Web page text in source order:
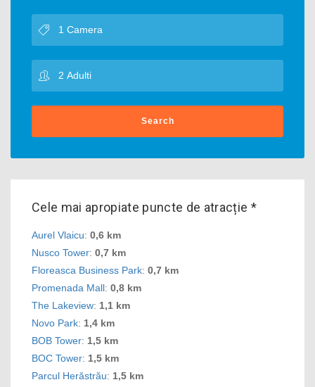
Search
Cele mai apropiate puncte de atracție *
Aurel Vlaicu: 0,6 km
Nusco Tower: 0,7 km
Floreasca Business Park: 0,7 km
Promenada Mall: 0,8 km
The Lakeview: 1,1 km
Novo Park: 1,4 km
BOB Tower: 1,5 km
BOC Tower: 1,5 km
Parcul Herăstrău: 1,5 km